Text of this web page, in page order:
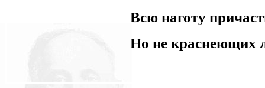
Всю наготу
Но не краснеющих